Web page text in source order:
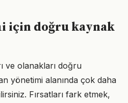
için doğru kaynak
ve olanakları doğru
yönetimi alanında çok daha
Fırsatları fark etmek,